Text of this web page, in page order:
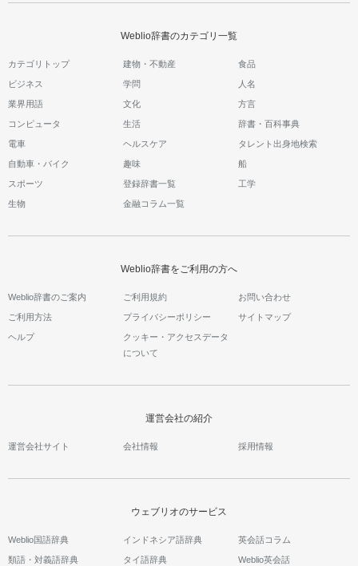
Weblio辞書のカテゴリ一覧
カテゴリトップ 建物・不動産 食品
ビジネス 学問 人名
業界用語 文化 方言
コンピュータ 生活 辞書・百科事典
電車 ヘルスケア タレント出身地検索
自動車・バイク 趣味 船
スポーツ 登録辞書一覧 工学
生物 金融コラム一覧
Weblio辞書をご利用の方へ
Weblio辞書のご案内 ご利用規約 お問い合わせ
ご利用方法 プライバシーポリシー サイトマップ
ヘルプ
クッキー・アクセスデータ
について
運営会社の紹介
運営会社サイト 会社情報 採用情報
ウェブリオのサービス
Weblio国語辞典
類語・対義語辞典
インドネシア語辞典
タイ語辞典
英会話コラム
Weblio英会話